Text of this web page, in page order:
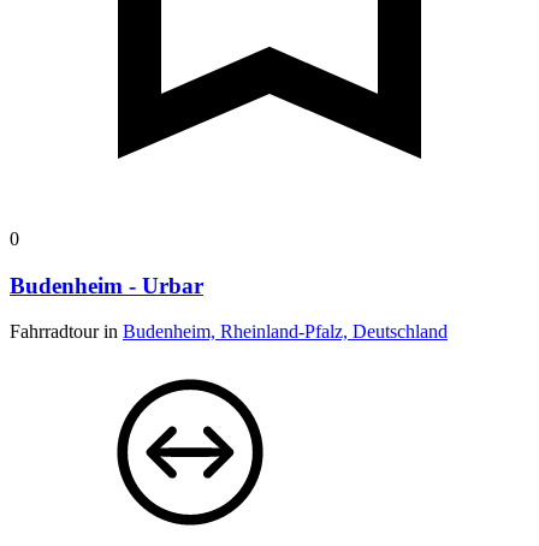
0
Budenheim - Urbar
Fahrradtour in Budenheim, Rheinland-Pfalz, Deutschland